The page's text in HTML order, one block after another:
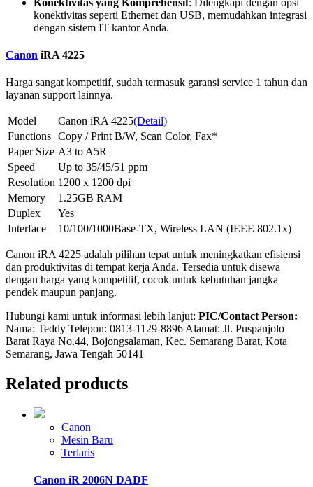
konektivitas seperti Ethernet dan USB, memudahkan integrasi
dengan sistem IT kantor Anda.
Canon iRA 4225
Harga sangat kompetitif, sudah termasuk garansi service 1 tahun dan
layanan support lainnya.
Model Canon iRA 4225(Detail)
Functions Copy / Print B/W, Scan Color, Fax*
Paper Size A3 to A5R
Speed
Up to 35/45/51 ppm
Resolution 1200 x 1200 dpi
Memory
1.25GB RAM
Duplex
Yes
Interface
10/100/1000Base-TX, Wireless LAN (IEEE 802.1x)
Canon iRA 4225 adalah pilihan tepat untuk meningkatkan efisiensi
dan produktivitas di tempat kerja Anda. Tersedia untuk disewa
dengan harga yang kompetitif, cocok untuk kebutuhan jangka
pendek maupun panjang.
Hubungi kami untuk informasi lebih lanjut: PIC/Contact Person:
Nama: Teddy Telepon: 0813-1129-8896 Alamat: Jl. Puspanjolo
Barat Raya No.44, Bojongsalaman, Kec. Semarang Barat, Kota
Semarang, Jawa Tengah 50141
Related products
Canon
Mesin Baru
Terlaris
Canon iR 2006N DADF